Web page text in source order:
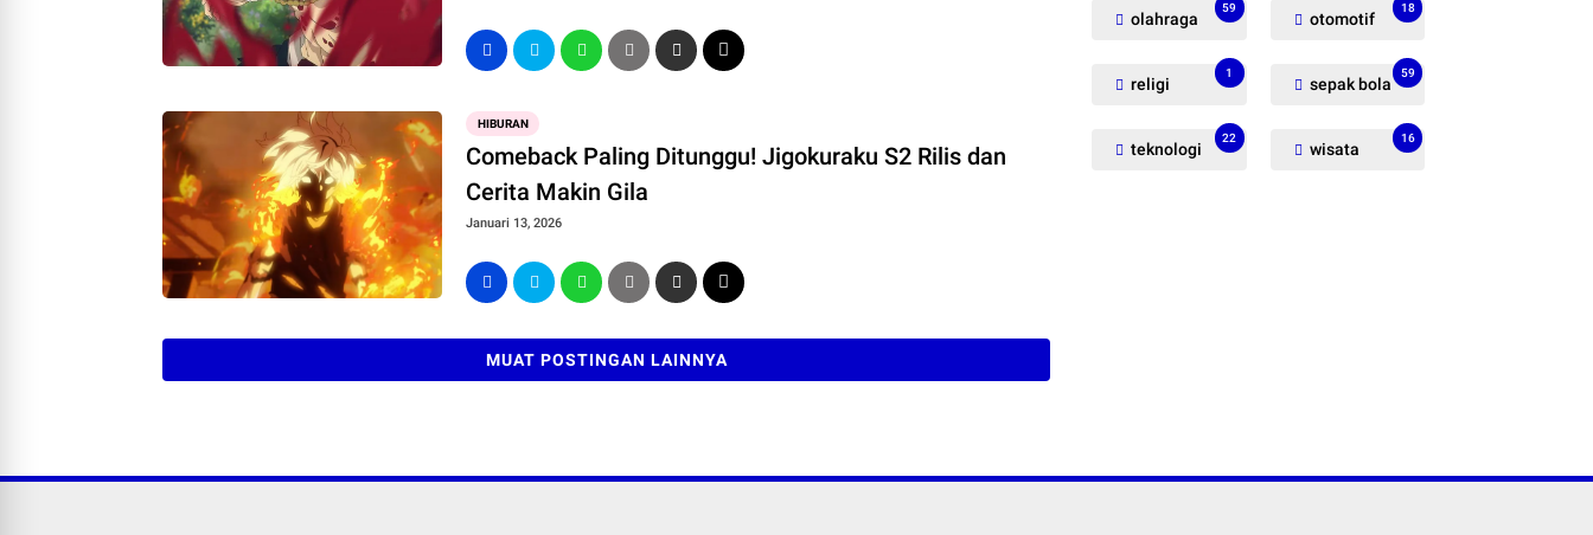
HIBURAN
Comeback Paling Ditunggu! Jigokuraku S2 Rilis dan
Cerita Makin Gila
Januari 13, 2026
MUAT POSTINGAN LAINNYA
olahraga
59
otomotif
18
religi
1
sepak bola
59
teknologi
22
wisata
16